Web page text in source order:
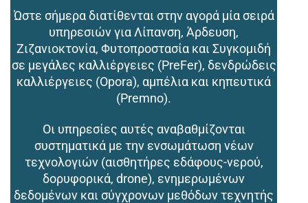
Ώστε σήμερα διατίθενται στην αγορά μία σειρά
υπηρεσιών για Λίπανση, Άρδευση,
Ζιζανιοκτονία, Φυτοπροστασία και Συγκομιδή
σε μεγάλες καλλιέργειες (PreFer), δενδρώδεις
καλλιέργειες (Opora), αμπέλια και κηπευτικά
(Premno).
Οι υπηρεσίες αυτές αναβαθμίζονται
συστηματικά με την ενσωμάτωση νέων
τεχνολογιών (αισθητήρες εδάφους-νερού,
δορυφορικά, drone), ενημερωμένων
δεδομένων και σύγχρονων μεθόδων τεχνητής